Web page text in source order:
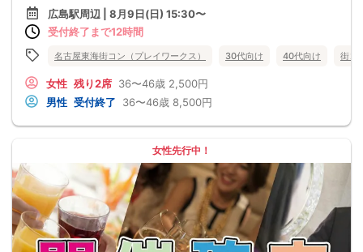
広島駅周辺 | 8月9日(日) 15:30〜
受付終了まで12時間
名古屋東海街コン（プレイワークス） 30代向け 40代向け 街コ
女性 残り2席 36〜46歳 2,500円
男性 受付終了 36〜46歳 8,500円
女性先行中！